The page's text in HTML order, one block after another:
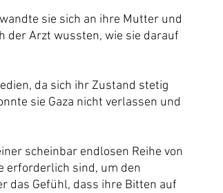
sie sich an ihre Mutter und
der Arzt wussten, wie sie darauf
da sich ihr Zustand stetig
sie Gaza nicht verlassen und
scheinbar endlosen Reihe von
erforderlich sind, um den
das Gefühl, dass ihre Bitten auf